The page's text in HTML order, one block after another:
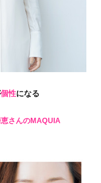
個性になる
さんのMAQUIA